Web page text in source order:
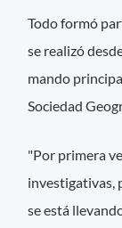
Todo formó
se realizó
mando
Sociedad
"Por primera
investigativas,
se está